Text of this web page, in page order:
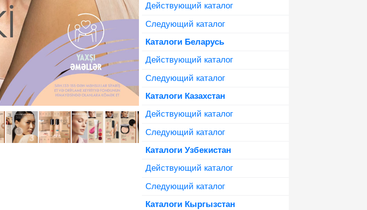
Действующий каталог
Следующий каталог
Каталоги Беларусь
Действующий каталог
Следующий каталог
Каталоги Казахстан
Действующий каталог
Следующий каталог
Каталоги Узбекистан
Действующий каталог
Следующий каталог
Каталоги Кыргызстан